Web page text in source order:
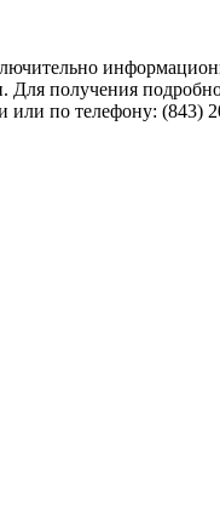
Для получения
по телефону: (843)